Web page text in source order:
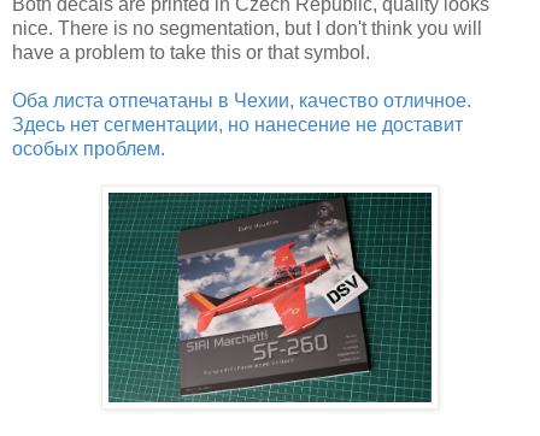
nice. There is no segmentation, but I don't think you will
have a problem to take this or that symbol.
Оба листа отпечатаны в Чехии, качество отличное.
Здесь нет сегментации, но нанесение не доставит
особых проблем.